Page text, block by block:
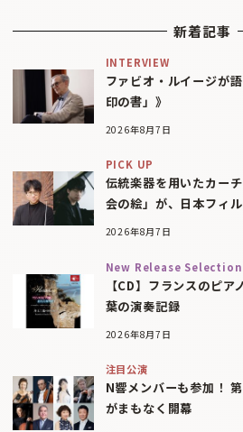
新着記事
INTERVIEW
ファビオ・ルイージが
印の書」》
2026年8月7日
PICK UP
伝統楽器を用いたカー
会の絵」が、日本フィ
2026年8月7日
New Release Selection
【CD】フランスのピ
葉の演奏記録
2026年8月7日
注目公演
N響メンバーも参加！
がまもなく開幕